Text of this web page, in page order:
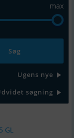
max
Ugens nye
søgning
GL